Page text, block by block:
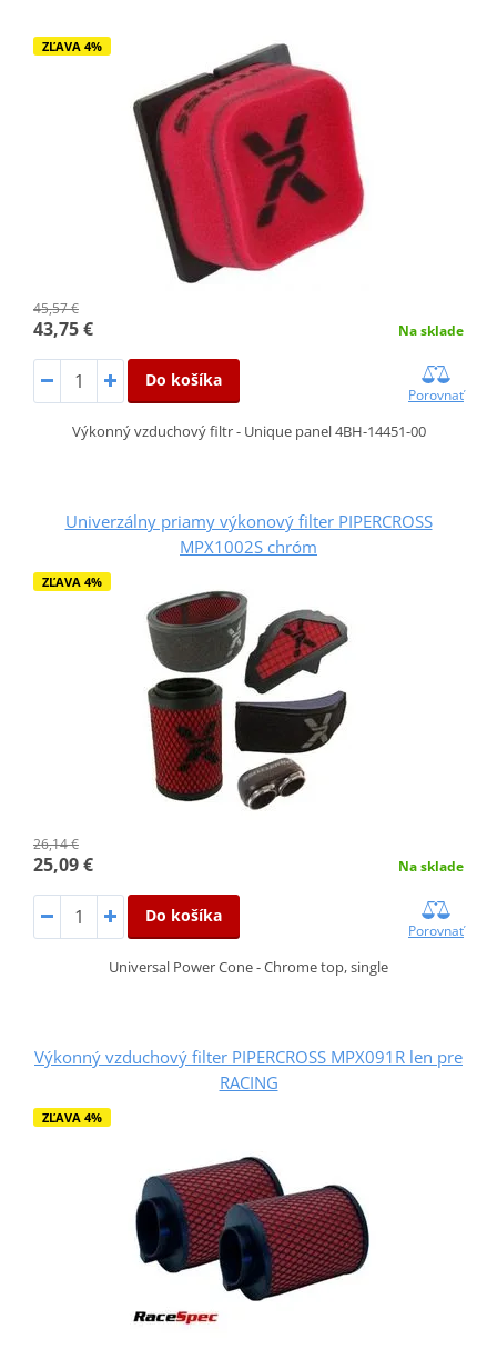
ZĽAVA 4%
45,57 €
43,75 € Na sklade
Do košíka
Porovnať
Výkonný vzduchový filtr - Unique panel 4BH-14451-00
Univerzálny priamy výkonový filter PIPERCROSS
MPX1002S chróm
ZĽAVA 4%
26,14 €
25,09 € Na sklade
Do košíka
Porovnať
Universal Power Cone - Chrome top, single
Výkonný vzduchový filter PIPERCROSS MPX091R len pre
RACING
ZĽAVA 4%